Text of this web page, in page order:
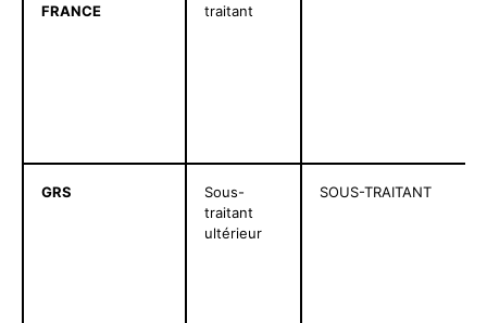
FRANCE
traitant
GRS
Sous-
traitant
ultérieur
SOUS-TRAITANT